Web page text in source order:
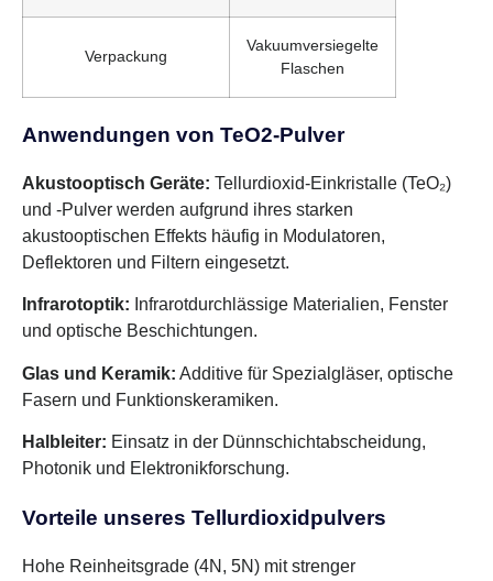
Verpackung
Vakuumversiegelte
Flaschen
Anwendungen von TeO2-Pulver
Akustooptisch Geräte: Tellurdioxid-Einkristalle (TeO₂)
und -Pulver werden aufgrund ihres starken
akustooptischen Effekts häufig in Modulatoren,
Deflektoren und Filtern eingesetzt.
Infrarotoptik: Infrarotdurchlässige Materialien, Fenster
und optische Beschichtungen.
Glas und Keramik: Additive für Spezialgläser, optische
Fasern und Funktionskeramiken.
Halbleiter: Einsatz in der Dünnschichtabscheidung,
Photonik und Elektronikforschung.
Vorteile unseres Tellurdioxidpulvers
Hohe Reinheitsgrade (4N, 5N) mit strenger